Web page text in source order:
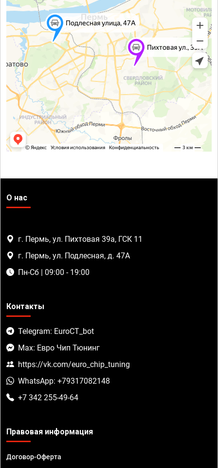
О нас
г. Пермь, ул. Пихтовая 39а, ГСК 11
г. Пермь, ул. Подлесная, д. 47А
Пн-Сб | 09:00 - 19:00
Контакты
Telegram: EuroCT_bot
Max: Евро Чип Тюнинг
https://vk.com/euro_chip_tuning
WhatsApp: +79317082148
+7 342 255-49-64
Правовая информация
Договор-Оферта